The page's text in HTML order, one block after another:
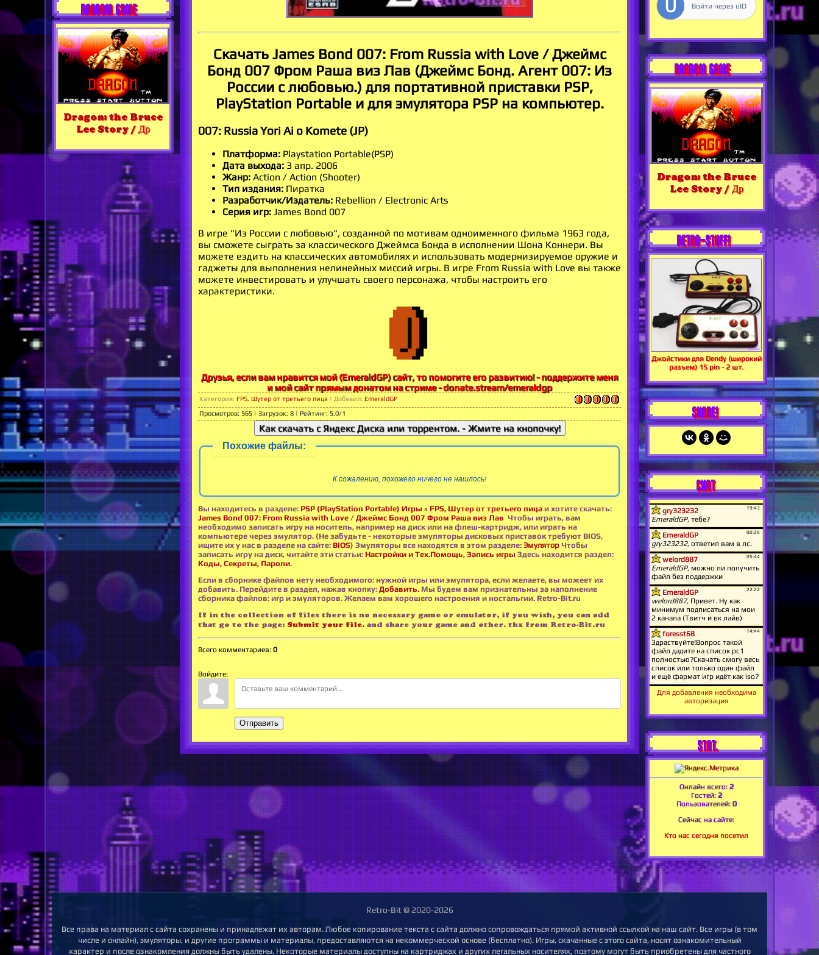
RANDOM GAME
Dragon: the Bruce
Lee Story / Др
Скачать James Bond 007: From Russia with Love / Джеймс
Бонд 007 Фром Раша виз Лав (Джеймс Бонд. Агент 007: Из
России с любовью.) для портативной приставки PSP,
PlayStation Portable и для эмулятора PSP на компьютер.
007: Russia Yori Ai o Komete (JP)
Платформа: Playstation Portable(PSP)
Дата выхода: 3 апр. 2006
Жанр: Action / Action (Shooter)
Тип издания: Пиратка
Разработчик/Издатель: Rebellion / Electronic Arts
Серия игр: James Bond 007
В игре "Из России с любовью", созданной по мотивам одноименного фильма 1963 года,
вы сможете сыграть за классического Джеймса Бонда в исполнении Шона Коннери. Вы
можете ездить на классических автомобилях и использовать модернизируемое оружие и
гаджеты для выполнения нелинейных миссий игры. В игре From Russia with Love вы также
можете инвестировать и улучшать своего персонажа, чтобы настроить его
характеристики.
Друзья, если вам нравится мой (EmeraldGP) сайт, то помогите его развитию! - поддержите меня
и мой сайт прямым донатом на стриме - donate.stream/emeraldgp
Категория: FPS, Шутер от третьего лица | Добавил: EmeraldGP
Просмотров: 565 | Загрузок: 8 | Рейтинг: 5.0/1
Как скачать с Яндекс Диска или торрентом. - Жмите на кнопочку!
Похожие файлы:
К сожалению, похожего ничего не нашлось!
Вы находитесь в разделе: PSP (PlayStation Portable) Игры » FPS, Шутер от третьего лица и хотите скачать:
James Bond 007: From Russia with Love / Джеймс Бонд 007 Фром Раша виз Лав Чтобы играть, вам
необходимо записать игру на носитель, например на диск или на флеш-картридж, или играть на
компьютере через эмулятор. (Не забудьте - некоторые эмуляторы дисковых приставок требуют BIOS,
ищите их у нас в разделе на сайте: BIOS) Эмуляторы все находятся в этом разделе: Эмулятор Чтобы
записать игру на диск, читайте эти статьи: Настройки и Тех.Помощь, Запись игры Здесь находится раздел:
Коды, Секреты, Пароли.
Если в сборнике файлов нету необходимого: нужной игры или эмулятора, если желаете, вы можеет их
добавить. Перейдите в раздел, нажав кнопку: Добавить. Мы будем вам признательны за наполнение
сборника файлов: игр и эмуляторов. Желаем вам хорошего настроения и ностальгии. Retro-Bit.ru
If in the collection of files there is no necessary game or emulator, if you wish, you can add
that go to the page: Submit your file. and share your game and other. thx from Retro-Bit.ru
Всего комментариев: 0
Войдите:
Отправить
Войти через uID
RANDOM GAME
Dragon: the Bruce
Lee Story / Др
RETRO-STUFF!
Джойстики для Dendy (широкий
разъем) 15 pin - 2 шт.
SHARE!
CHAT
Для добавления необходима
авторизация
STAT.
Онлайн всего: 2
Гостей: 2
Пользователей: 0
Сейчас на сайте:
Кто нас сегодня посетил
Retro-Bit © 2020-2026
Все права на материал с сайта сохранены и принадлежат их авторам. Любое копирование текста с сайта должно сопровождаться прямой активной ссылкой на наш сайт. Все игры (в том
числе и онлайн), эмуляторы, и другие программы и материалы, предоставляются на некоммерческой основе (бесплатно). Игры, скачанные с этого сайта, носят ознакомительный
характер и после ознакомления должны быть удалены. Некоторые материалы доступны на картриджах и других легальных носителях, поэтому могут быть приобретены для частного